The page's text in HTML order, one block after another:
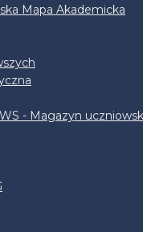
Mapa Akademicka
- Magazyn